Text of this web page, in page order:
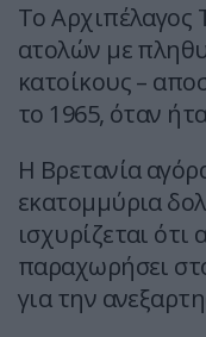
Το Αρχιπέλαγος
ατολών με
κατοίκους –
το 1965, όταν
Η Βρετανία
εκατομμύρια
ισχυρίζεται
παραχωρήσει
για την